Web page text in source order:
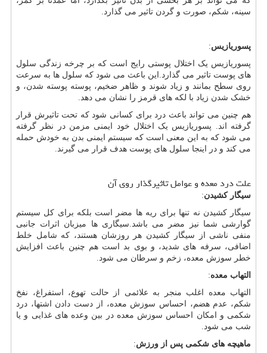
سینه، شکم، صورت و گردن تاثیر می گذارد.
پسوریازیس:
پسوریازیس یک اختلال پوستی رایج است که بر چرخه زندگی سلول
های پوست تاثیر می گذارد.این باعث می شود که سلول ها به سرعت
روی سطح بمانند و زیاد شوند و ظاهر ضخیم، پوسته پوسته شدن، و
خشک شدن زیاد با لکه های قرمز را نشان می دهد.
هم چنین می تواند باعث درد برای کسانی شود که تحت تاثیرش قرار
گرفته اند. پسوریازیس یک اختلال خود ایمنی مزمن در نظر گرفته
می شود که به این معنی است که سیستم ایمنی بدن به خودش حمله
می کند و در اینجا سلول های پوست هدف قرار می گیرند.
علت درد معده و عوامل تاثیرگذار روی آن
سیگار کشیدن:
سیگار کشیدن نه تنها برای ریه ها مضر است بلکه برای کل سیستم
گوارشی شما نیز مضر می باشد.سیگاری ها میزبان اثرات جانبی
منفی ناشی از سیگار کشیدن هر روزشان هستند، که شامل خلط
اضافی، سرفه های شدید، و بوی بد است هم چنین باعث افزایش
خطر سوزش معده، زخم و سرطان می شود.
التهاب معده:
التهاب معده اغلب منجر به علائمی از حالت تهوع، استفراغ، نفخ
شکم، عدم هضم، احساس سوزش معده، از دست دادن اشتها، درد
شکمی و امکان احساس سوزش معده در بین وعده های غذایی و یا
شب می شود.
ماهیچه های شکمی پس از ورزش: